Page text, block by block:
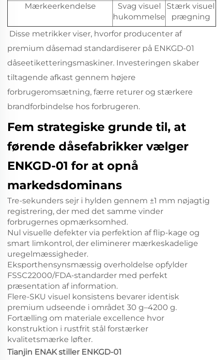
Mærkeerkendelse
Svag visuel
hukommelse
Stærk visuel
prægning
Disse metrikker viser, hvorfor producenter af
premium dåsemad standardiserer på ENKGD-01
dåseetiketteringsmaskiner. Investeringen skaber
tiltagende afkast gennem højere
forbrugeromsætning, færre returer og stærkere
brandforbindelse hos forbrugeren.
Fem strategiske grunde til, at
førende dåsefabrikker vælger
ENKGD-01 for at opnå
markedsdominans
Tre-sekunders sejr i hylden gennem ±1 mm nøjagtig
registrering, der med det samme vinder
forbrugernes opmærksomhed.
Nul visuelle defekter via perfektion af flip-kage og
smart limkontrol, der eliminerer mærkeskadelige
uregelmæssigheder.
Eksporthensynsmæssig overholdelse opfylder
FSSC22000/FDA-standarder med perfekt
præsentation af information.
Flere-SKU visuel konsistens bevarer identisk
premium udseende i området 30 g–4200 g.
Fortælling om materiale excellence hvor
konstruktion i rustfrit stål forstærker
kvalitetsmærke løfter.
Tianjin ENAK stiller ENKGD-01